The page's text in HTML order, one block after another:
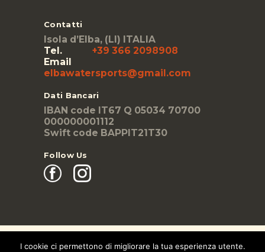
Contatti
Isola d’Elba, (LI) ITALIA
Tel.
+39 366 2098908
Email
elbawatersports@gmail.com
Dati Bancari
IBAN code IT67 Q 05034 70700
000000001112
Swift code BAPPIT21T30
Follow Us
AncoraThemes © 2026. All rights
I cookie ci permettono di migliorare la tua esperienza utente.